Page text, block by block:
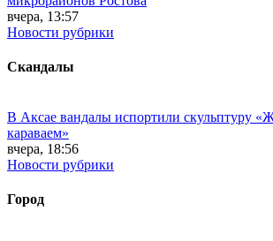
вчера, 13:57
Новости рубрики
Скандалы
В Аксае вандалы испортили скульптуру
караваем»
вчера, 18:56
Новости рубрики
Город